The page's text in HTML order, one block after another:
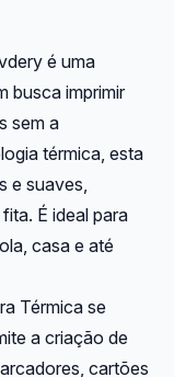
é uma
busca imprimir
sem a
térmica, esta
e suaves,
É ideal para
casa e até
Térmica se
a criação de
cartões